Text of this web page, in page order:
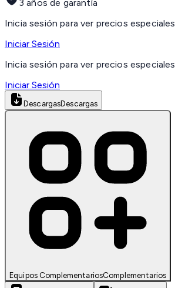
3 años de garantía
Inicia sesión para ver precios especiales
Iniciar Sesión
Inicia sesión para ver precios especiales
Iniciar Sesión
DescargasDescargas
Equipos ComplementariosComplementarios